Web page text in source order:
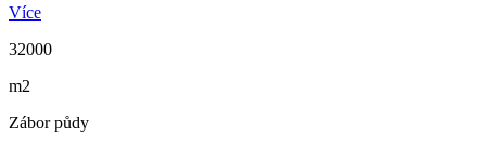
Více
32000
m2
Zábor půdy